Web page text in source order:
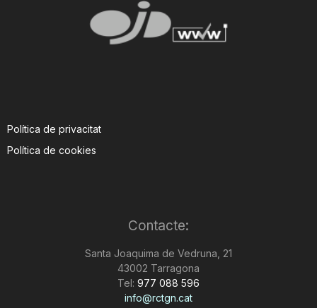
Política de privacitat
Política de cookies
Contacte:
Santa Joaquima de Vedruna, 21
43002 Tarragona
Tel: 977 088 596
info@rctgn.cat